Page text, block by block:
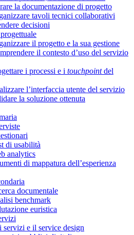
la documentazione di progetto
tavoli tecnici collaborativi
decisioni
il progetto e la sua gestione
il contesto d’uso del servizio
i processi e i touchpointdel
l’interfaccia utente del servizio
la soluzione ottenuta
di usabilità
analytics
di mappatura dell’esperienza
documentale
benchmark
euristica
servizi e il service design